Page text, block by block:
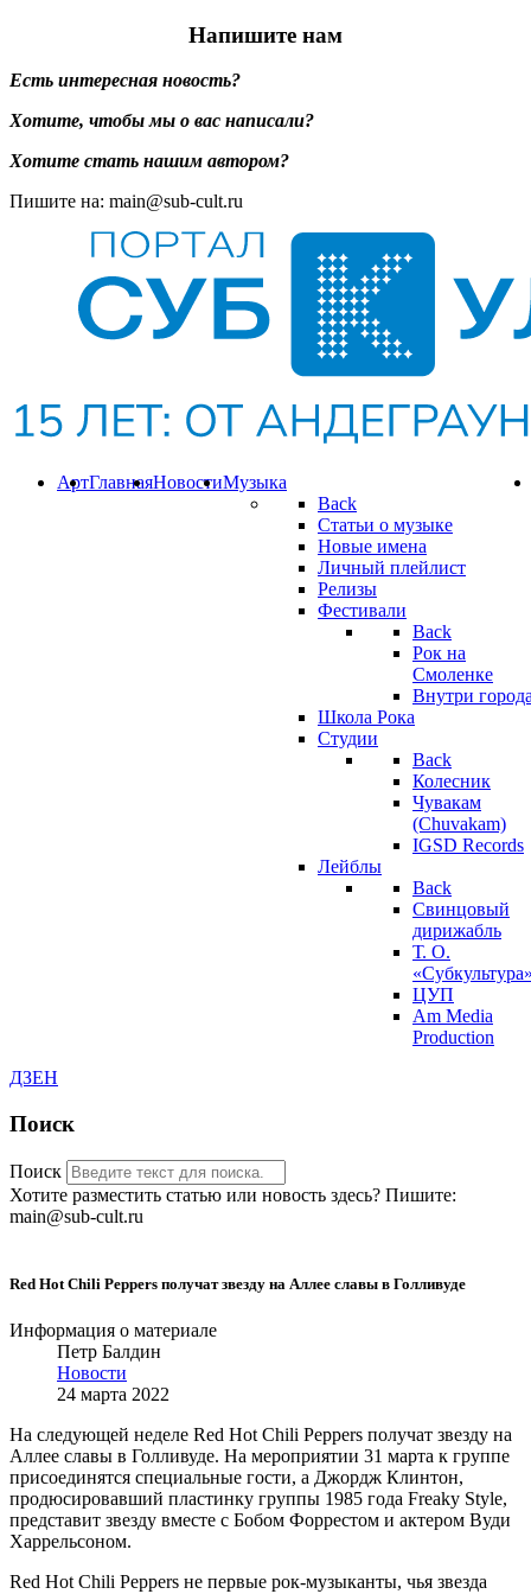
Напишите нам
Есть интересная новость?
Хотите, чтобы мы о вас написали?
Хотите стать нашим автором?
Пишите на: main@sub-cult.ru
Музыка
Back
Статьи о музыке
Новые имена
Личный плейлист
Релизы
Фестивали
Back
Рок на
Смоленке
Внутри
Школа Рока
Студии
Back
Колесник
Чувакам
(Chuvakam)
IGSD Records
Лейблы
Back
Свинцовый
дирижабль
Т. О.
ЦУП
Am Media
Production
Новости
Главная
Арт
ДЗЕН
Поиск
Поиск
Хотите разместить статью или новость здесь? Пишите:
main@sub-cult.ru
Red Hot Chili Peppers получат звезду на Аллее славы в Голливуде
Информация о материале
Петр Балдин
Новости
24 марта 2022
На следующей неделе Red Hot Chili Peppers получат звезду на
Аллее славы в Голливуде. На мероприятии 31 марта к группе
присоединятся специальные гости, а Джордж Клинтон,
продюсировавший пластинку группы 1985 года Freaky Style,
представит звезду вместе с Бобом Форрестом и актером Вуди
Харрельсоном.
Red Hot Chili Peppers не первые рок-музыканты, чья звезда